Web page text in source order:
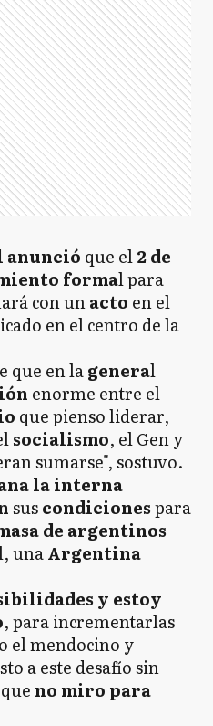
anunció que el2 de
formal para
con unacto en el
en el centro de la
que en lageneral
enorme entre el
que pienso liderar,
socialismo, el Gen y
sumarse", sostuvo.
la interna
suscondicionespara
de argentinos
unaArgentina
y estoy
, para incrementarlas
el mendocino y
a este desafío sin
no miro para